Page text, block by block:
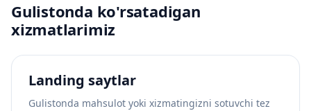
Gulistonda ko'rsatadigan
xizmatlarimiz
Landing saytlar
Gulistonda mahsulot yoki xizmatingizni sotuvchi tez